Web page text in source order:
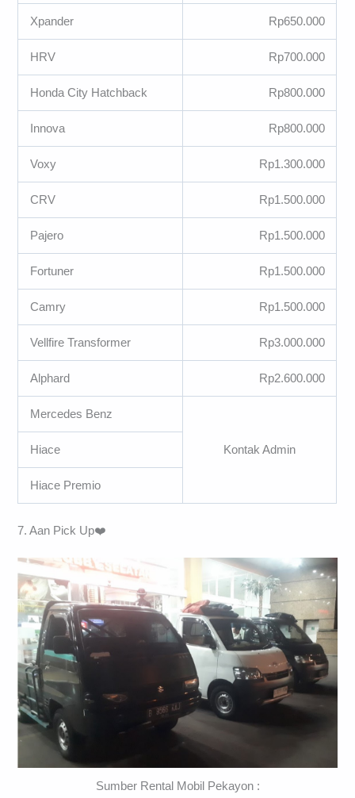
Xpander Rp650.000
HRV Rp700.000
Honda City Hatchback Rp800.000
Innova Rp800.000
Voxy Rp1.300.000
CRV Rp1.500.000
Pajero Rp1.500.000
Fortuner Rp1.500.000
Camry Rp1.500.000
Vellfire Transformer Rp3.000.000
Alphard Rp2.600.000
Mercedes Benz
Kontak Admin
Hiace
Hiace Premio
7. Aan Pick Up❤️
Sumber Rental Mobil Pekayon :